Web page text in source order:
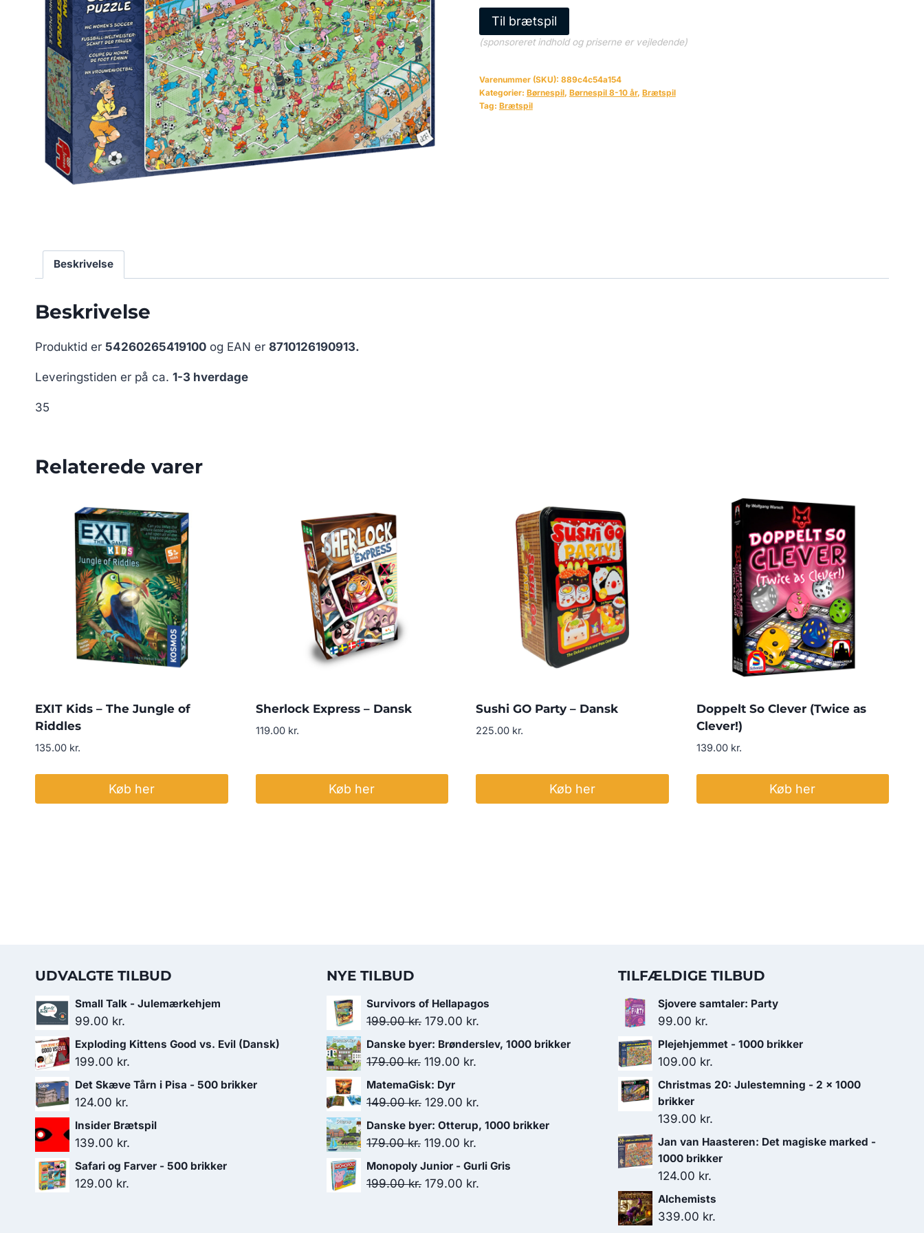
Til brætspil
(sponsoreret indhold og priserne er vejledende)
Varenummer (SKU): 889c4c54a154
Kategorier: Børnespil, Børnespil 8-10 år, Brætspil
Tag: Brætspil
Beskrivelse
Beskrivelse
Produktid er 54260265419100 og EAN er 8710126190913.
Leveringstiden er på ca. 1-3 hverdage
35
Relaterede varer
EXIT Kids – The Jungle of
Riddles
135.00 kr.
Køb her
Sherlock Express – Dansk
119.00 kr.
Køb her
Sushi GO Party – Dansk
225.00 kr.
Køb her
Doppelt So Clever (Twice as
Clever!)
139.00 kr.
Køb her
UDVALGTE TILBUD
Small Talk - Julemærkehjem
99.00 kr.
Exploding Kittens Good vs. Evil (Dansk)
199.00 kr.
Det Skæve Tårn i Pisa - 500 brikker
124.00 kr.
Insider Brætspil
139.00 kr.
Safari og Farver - 500 brikker
129.00 kr.
NYE TILBUD
Survivors of Hellapagos
199.00kr. Den
oprindelige
pris
199.00 kr..
179.00 kr.
aktuelle
Danske byer: Brønderslev, 1000 brikker
179.00kr. Den
oprindelige
pris
179.00 kr..
119.00 kr.
pris
119.00 kr..
MatemaGisk: Dyr
149.00kr. Den
oprindelige
pris
149.00 kr..
129.00 kr.
aktuelle
Danske byer: Otterup, 1000 brikker
179.00kr. Den
oprindelige
pris
119.00 kr.
aktuelle
pris
Monopoly Junior - Gurli Gris
199.00kr. Den
179.00 kr.
TILFÆLDIGE TILBUD
Sjovere samtaler: Party
99.00 kr.
Plejehjemmet - 1000 brikker
109.00 kr.
Christmas 20: Julestemning - 2 x 1000
brikker
139.00 kr.
Jan van Haasteren: Det magiske marked -
1000 brikker
124.00 kr.
Alchemists
339.00 kr.